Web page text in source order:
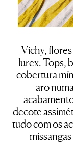
Vichy,
lurex. Tops,
cobertura
aro
decote
tudo com os